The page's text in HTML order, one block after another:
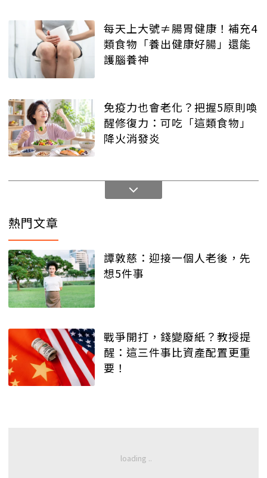
每天上大號≠腸胃健康！補充4
類食物「養出健康好腸」還能
護腦養神
免疫力也會老化？把握5原則喚
醒修復力：可吃「這類食物」
降火消發炎
熱門文章
譚敦慈：迎接一個人老後，先
想5件事
戰爭開打，錢變廢紙？教授提
醒：這三件事比資產配置更重
要！